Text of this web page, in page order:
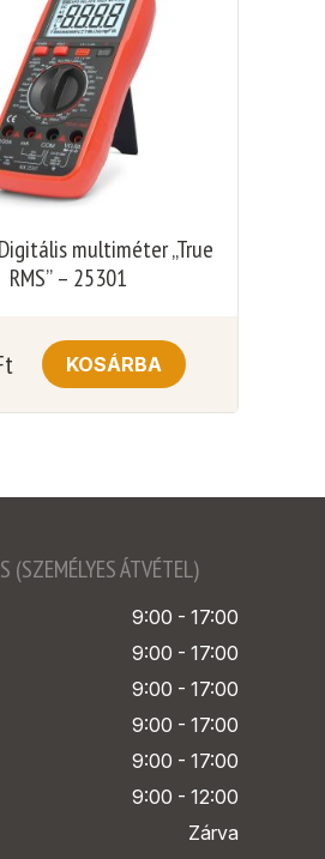
multiméter „True
RMS” – 25301
KOSÁRBA
(SZEMÉLYES ÁTVÉTEL)
9:00 - 17:00
9:00 - 17:00
9:00 - 17:00
9:00 - 17:00
9:00 - 17:00
9:00 - 12:00
Zárva